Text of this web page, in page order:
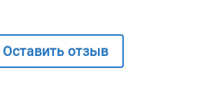
Оставить отзыв